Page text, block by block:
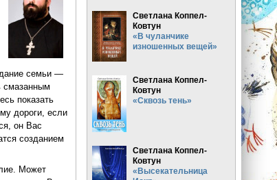
семьи —
смазанным
показать
дороги, если
он Вас
созданием
Может
Светлана Коппел-
Ковтун
«В чуланчике
изношенных вещей»
Светлана Коппел-
Ковтун
«Сквозь тень»
Светлана Коппел-
Ковтун
«Высекательница